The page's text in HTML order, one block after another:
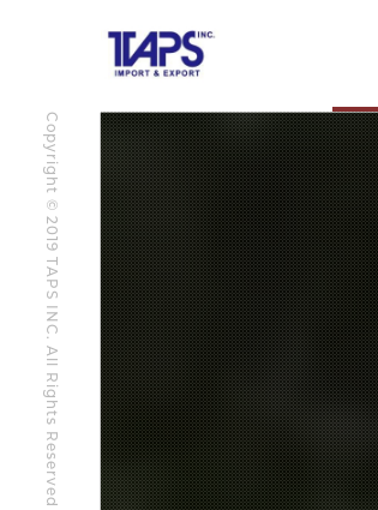
Copyright © 2019 TAPS INC. All Rights Reserved